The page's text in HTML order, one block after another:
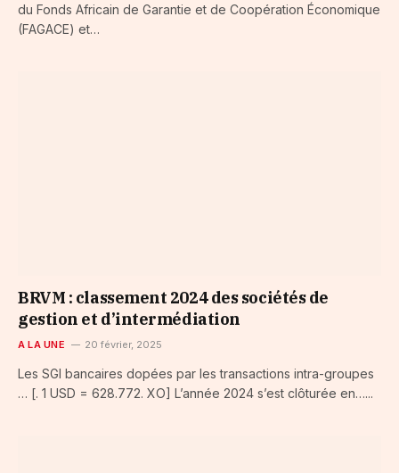
du Fonds Africain de Garantie et de Coopération Économique
(FAGACE) et…
BRVM : classement 2024 des sociétés de
gestion et d’intermédiation
A LA UNE 20 février, 2025
Les SGI bancaires dopées par les transactions intra-groupes
… [. 1 USD = 628.772. XO] L’année 2024 s’est clôturée en…...